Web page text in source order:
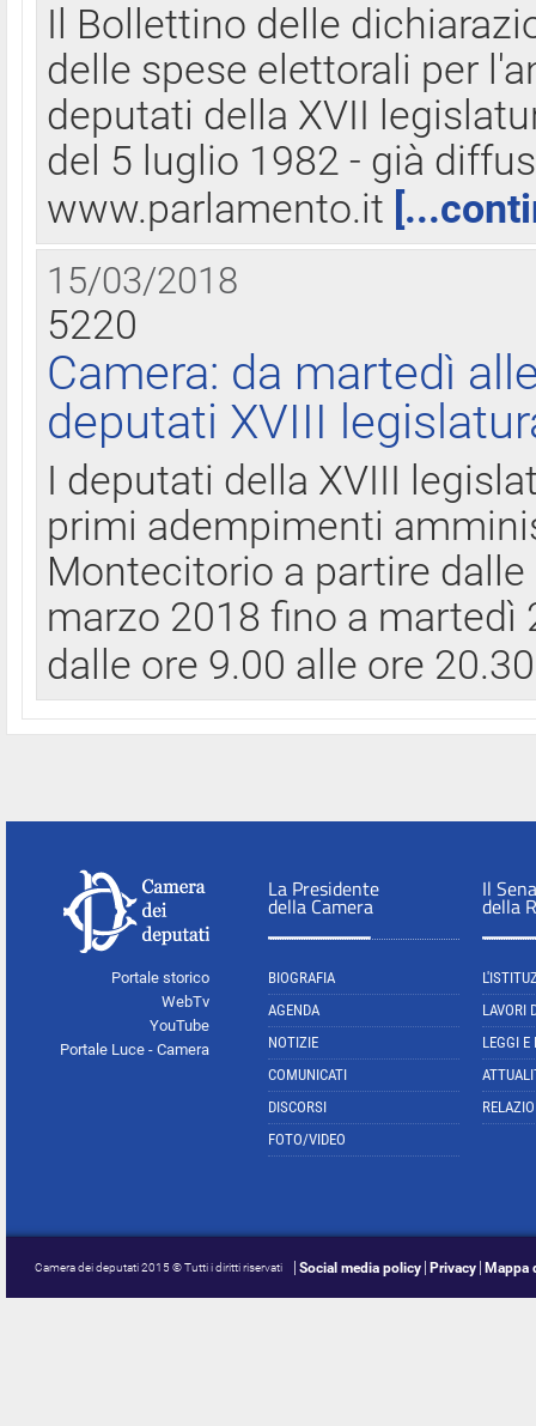
Il Bollettino delle
delle spese elettorali per
deputati della XVII
del 5 luglio 1982 - già
www.parlamento.it
15/03/2018
5220
Camera: da martedì
deputati XVIII
I deputati della XVIII
primi adempimenti
Montecitorio a partire
marzo 2018 fino a
dalle ore 9.00 alle ore
Portale storico
WebTv
YouTube
Portale Luce - Camera
La Presidente
della Camera
BIOGRAFIA
AGENDA
NOTIZIE
COMUNICATI
DISCORSI
FOTO/VIDEO
Il
della
LAVORI
LEGGI E
Camera dei deputati 2015 © Tutti i diritti riservati Social media policy Privacy Mappa